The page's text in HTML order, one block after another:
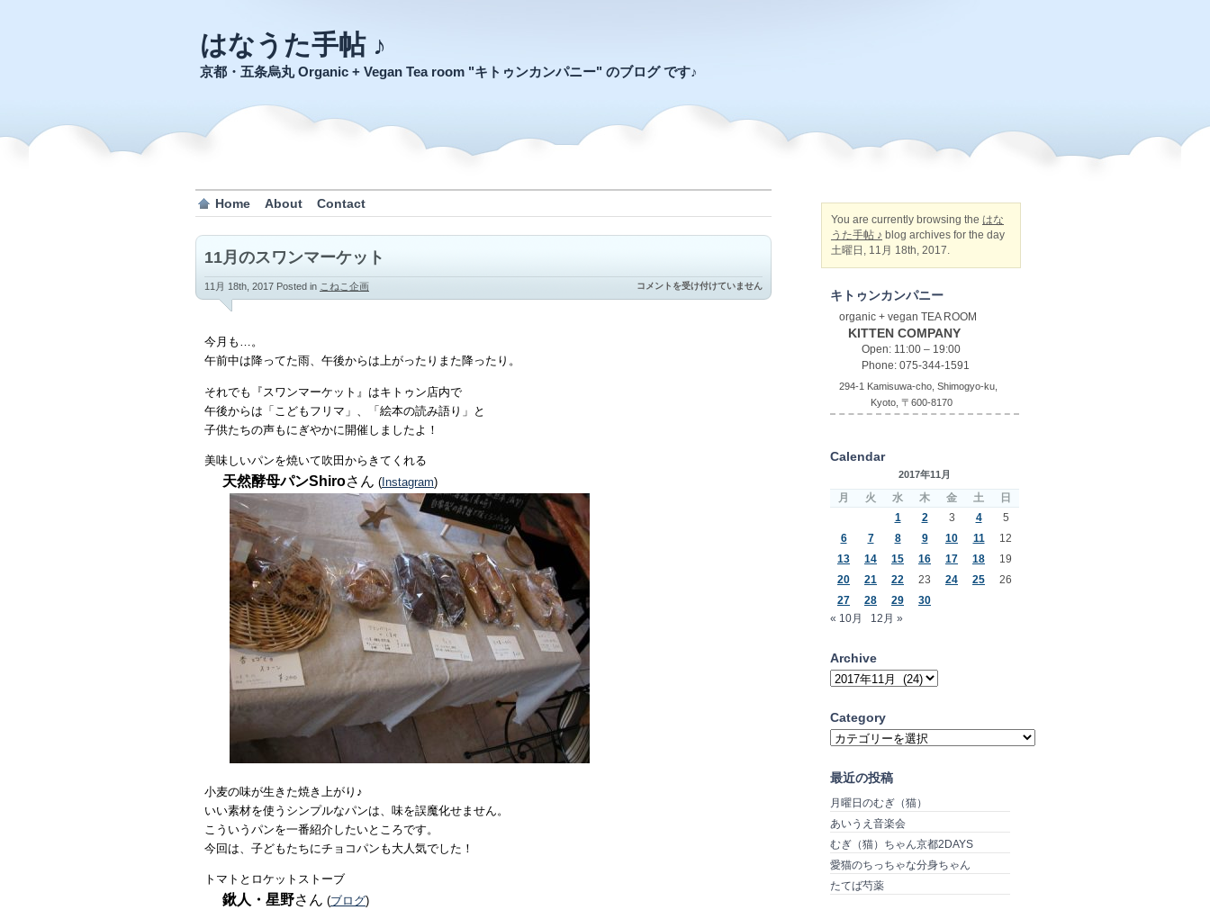
はなうた手帖 ♪
京都・五条烏丸 Organic + Vegan Tea room "キトゥンカンパニー" のブログ です♪
Home About Contact
11月のスワンマーケット
11月 18th, 2017 Posted in こねこ企画
11
コメントを受け付けていません
今月も…。
午前中は降ってた雨、午後からは上がったりまた降ったり。
それでも『スワンマーケット』はキトゥン店内で
午後からは「こどもフリマ」、「絵本の読み語り」と
子供たちの声もにぎやかに開催しましたよ！
美味しいパンを焼いて吹田からきてくれる
天然酵母パンShiroさん ( Instagram)
小麦の味が生きた焼き上がり♪
いい素材を使うシンプルなパンは、味を誤魔化せません。
こういうパンを一番紹介したいところです。
今回は、子どもたちにチョコパンも大人気でした！
トマトとロケットストーブ
鍬人・星野さん (ブログ)
You are currently browsing the はな
うた手帖 ♪ blog archives for the day
土曜日, 11月 18th, 2017.
キトゥンカンパニー
organic + vegan TEA ROOM
KITTEN COMPANY
Open: 11:00 – 19:00
Phone: 075-344-1591
294-1 Kamisuwa-cho, Shimogyo-ku,
Kyoto, 〒600-8170
Calendar
2017年11月
月 火 水 木 金 土
日
1
2 3 4
5
6
7 8 9 10 11
12
13
14 15 16 17 18
19
20
21 22 23 24 25
26
27
28 29
30
« 10月
12月 »
Archive
Archive
Category
Category
最近の投稿
月曜日のむぎ（猫）
あいうえ音楽会
むぎ（猫）ちゃん京都2DAYS
愛猫のちっちゃな分身ちゃん
たてば芍薬